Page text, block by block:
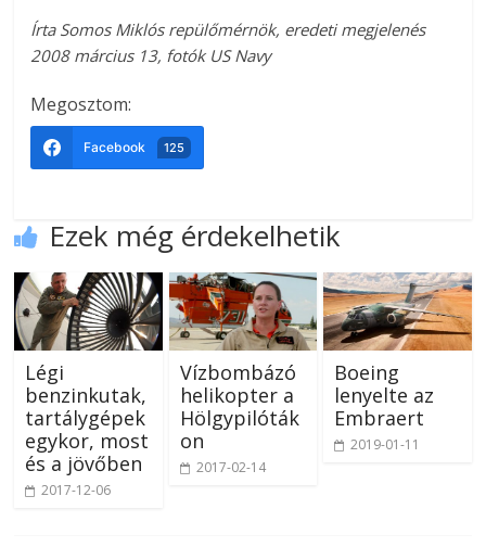
Írta Somos Miklós repülőmérnök, eredeti megjelenés
2008 március 13, fotók US Navy
Megosztom:
Facebook 125
Ezek még érdekelhetik
Légi
benzinkutak,
tartálygépek
egykor, most
és a jövőben
2017-12-06
Vízbombázó
helikopter a
Hölgypilóták
on
2017-02-14
Boeing
lenyelte az
Embraert
2019-01-11